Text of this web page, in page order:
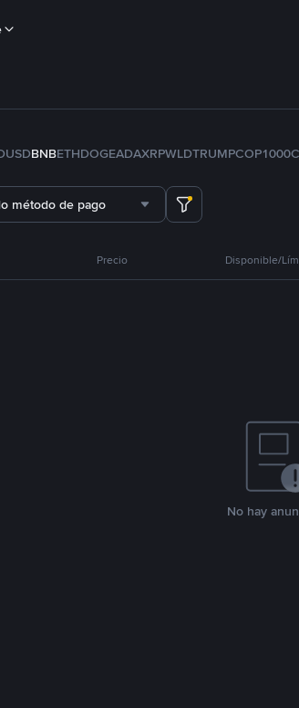
BNBETHDOGEADAXRPWLDTRUMPCOP
método de pago
Precio Disponible/
No hay